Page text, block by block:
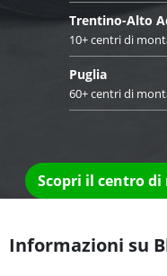
Trentino-Alto
10+ centri di
Puglia
60+ centri di
Scopri il centro
Informazioni su